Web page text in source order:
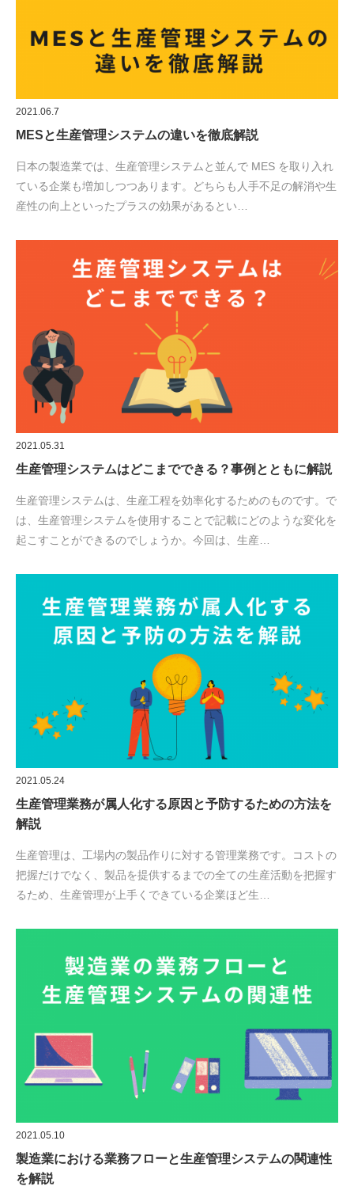
2021.06.7
MESと生産管理システムの違いを徹底解説
日本の製造業では、生産管理システムと並んで MES を取り入れ
ている企業も増加しつつあります。どちらも人手不足の解消や生
産性の向上といったプラスの効果があるとい…
2021.05.31
生産管理システムはどこまでできる？事例とともに解説
生産管理システムは、生産工程を効率化するためのものです。で
は、生産管理システムを使用することで記載にどのような変化を
起こすことができるのでしょうか。今回は、生産…
2021.05.24
生産管理業務が属人化する原因と予防するための方法を
解説
生産管理は、工場内の製品作りに対する管理業務です。コストの
把握だけでなく、製品を提供するまでの全ての生産活動を把握す
るため、生産管理が上手くできている企業ほど生…
2021.05.10
製造業における業務フローと生産管理システムの関連性
を解説